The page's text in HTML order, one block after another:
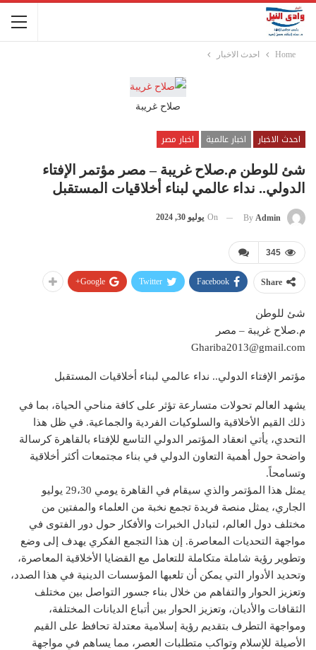
Home احدث الاخبار
صلاح غريبة
احدث الاخبار اخبار عالمية
اخبار مصر
شئ للوطن م.صلاح غريبة – مصر مؤتمر الإفتاء
الدولي.. نداء عالمي لبناء أخلاقيات المستقبل
By Admin
On يوليو 30, 2024
345
Share
Facebook
Twitter
Google+
شئ للوطن
م.صلاح غريبة – مصر
Ghariba2013@gmail.com
مؤتمر الإفتاء الدولي.. نداء عالمي لبناء أخلاقيات المستقبل
يشهد العالم تحولات متسارعة تؤثر على كافة مناحي الحياة، بما في
ذلك القيم الأخلاقية والسلوكيات الفردية والجماعية. في ظل هذا
التحدي، يأتي انعقاد المؤتمر الدولي التاسع للإفتاء بالقاهرة كرسالة
واضحة حول أهمية التعاون الدولي في بناء مجتمعات أكثر أخلاقية
وتسامحاً.
يمثل هذا المؤتمر والذي سيقام في القاهرة يومي 29،30 يوليو
الجاري، يمثل منصة فريدة تجمع نخبة من العلماء والمفتين من
مختلف دول العالم، لتبادل الخبرات والأفكار حول دور الفتوى في
مواجهة التحديات المعاصرة. إن هذا التجمع الفكري يهدف إلى وضع
وتطوير رؤية شاملة متكاملة للتعامل مع القضايا الأخلاقية المعاصرة،
وتحديد الأدوار التي يمكن أن تلعبها المؤسسات الدينية في هذا الصدد،
وتعزيز الحوار والتفاهم من خلال بناء جسور التواصل بين مختلف
الثقافات والأديان، وتعزيز الحوار بين أتباع الديانات المختلفة،
ومواجهة التطرف بتقديم رؤية إسلامية معتدلة تحافظ على القيم
الأصيلة للإسلام وتواكب متطلبات العصر، مما يساهم في مواجهة